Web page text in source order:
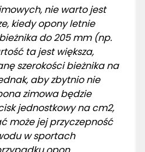
nie warto jest
kiedy opony letnie
do 205 mm (np.
ta jest większa,
szerokości bieżnika na
aby zbytnio nie
zimowa będzie
jednostkowy na cm2,
może jej przyczepność
w sportach